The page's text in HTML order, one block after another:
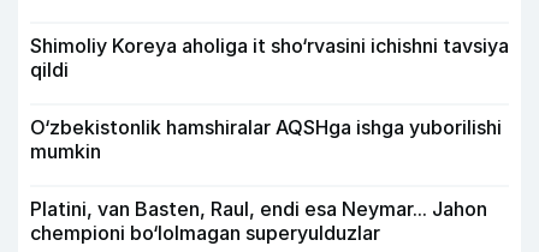
Shimoliy Koreya aholiga it sho‘rvasini ichishni tavsiya
qildi
O‘zbekistonlik hamshiralar AQSHga ishga yuborilishi
mumkin
Platini, van Basten, Raul, endi esa Neymar... Jahon
chempioni bo‘lolmagan superyulduzlar